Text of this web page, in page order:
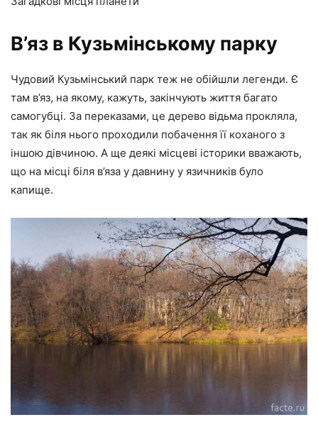
В’яз в Кузьмінському парку
Чудовий Кузьмінський парк теж не обійшли легенди. Є
там в’яз, на якому, кажуть, закінчують життя багато
самогубці. За переказами, це дерево відьма прокляла,
так як біля нього проходили побачення її коханого з
іншою дівчиною. А ще деякі місцеві історики вважають,
що на місці біля в’яза у давнину у язичників було
капище.